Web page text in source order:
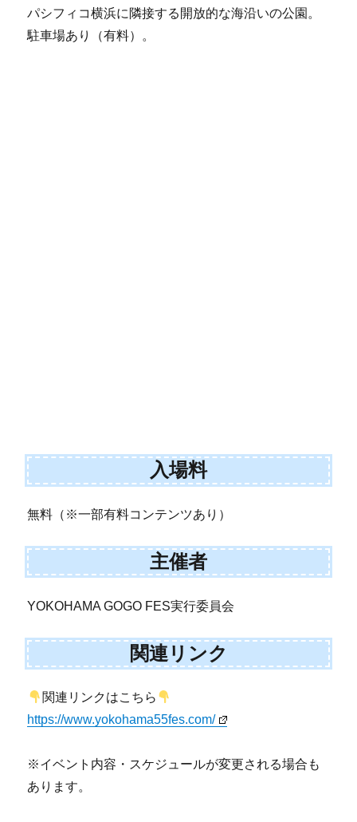
パシフィコ横浜に隣接する開放的な海沿いの公園。
駐車場あり（有料）。
入場料
無料（※一部有料コンテンツあり）
主催者
YOKOHAMA GOGO FES実行委員会
関連リンク
関連リンクはこちら
https://www.yokohama55fes.com/
※イベント内容・スケジュールが変更される場合も
あります。